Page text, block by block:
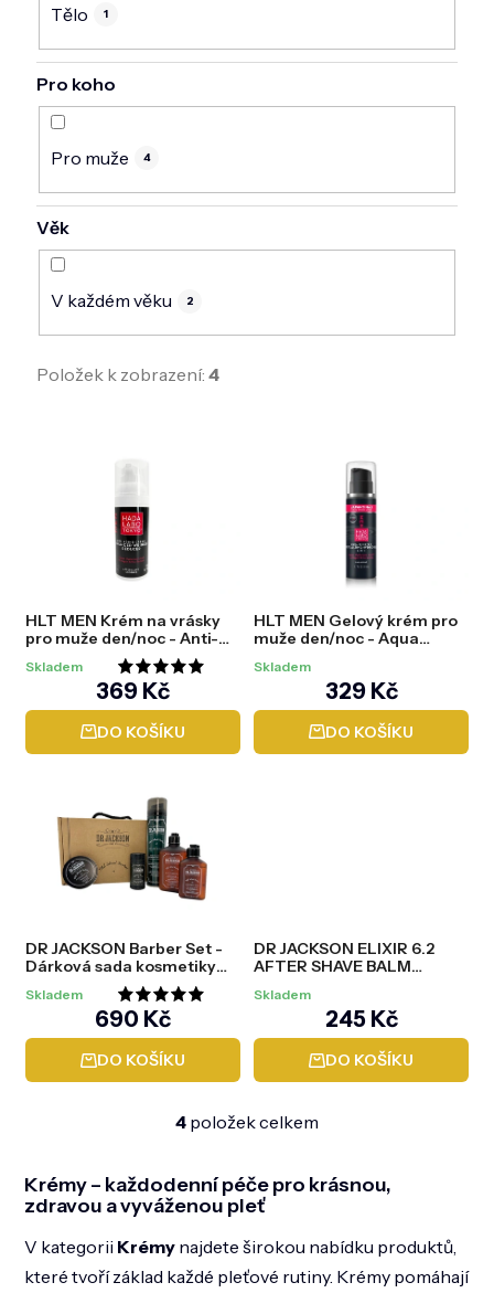
Tělo 1
Pro koho
Pro muže 4
Věk
V každém věku 2
Položek k zobrazení: 4
u
k
t
HLT MEN Krém na vrásky
pro muže den/noc - Anti-
age Advanced wrinkle
reducer, 50 mlPrůměrné
hodnocení
produktu
z
5
hvězdiček.
Skladem
369 Kč
DO KOŠÍKU
HLT MEN Gelový krém pro
muže den/noc - Aqua
Hydrogel 3in1, 50 ml
Skladem
329 Kč
DO KOŠÍKU
DR JACKSON Barber Set -
Dárková sada kosmetiky
Průměrné
hodnocení
produktu
5
hvězdiček.
Skladem
690 Kč
DO KOŠÍKU
DR JACKSON ELIXIR 6.2
AFTER SHAVE BALM
Skladem
245 Kč
DO KOŠÍKU
O
l
á
d
a
c
í
4 položek celkem
Krémy – každodenní péče pro krásnou,
zdravou a vyváženou pleť
V kategorii Krémy najdete širokou nabídku produktů,
které tvoří základ každé pleťové rutiny. Krémy pomáhají